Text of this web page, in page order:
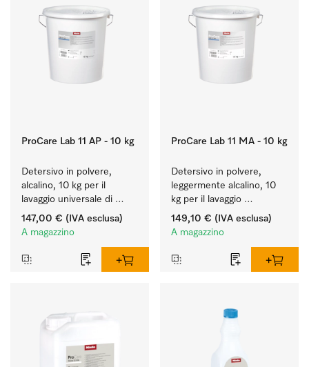
ProCare Lab 11 AP - 10 kg
Detersivo in polvere,
alcalino, 10 kg per il
lavaggio universale di
vetreria e utensili da
laboratorio.
147,00 € (IVA esclusa)
A magazzino
ProCare Lab 11 MA - 10 kg
Detersivo in polvere,
leggermente alcalino, 10
kg per il lavaggio
rispettoso dei materiali
(vetreria e utensili di
149,10 € (IVA esclusa)
A magazzino